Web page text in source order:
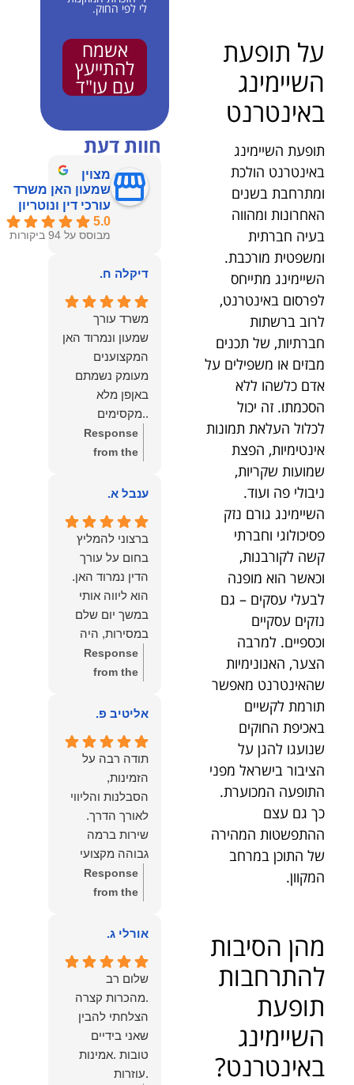
על תופעת
השיימינג
באינטרנט
תופעת השיימינג
באינטרנט הולכת
ומתרחבת בשנים
האחרונות ומהווה
בעיה חברתית
ומשפטית מורכבת.
השיימינג מתייחס
לפרסום באינטרנט,
לרוב ברשתות
חברתיות, של תכנים
מבזים או משפילים על
אדם כלשהו ללא
הסכמתו. זה יכול
לכלול העלאת תמונות
אינטימיות, הפצת
שמועות שקריות,
ניבולי פה ועוד.
השיימינג גורם נזק
פסיכולוגי וחברתי
קשה לקורבנות,
וכאשר הוא מופנה
לבעלי עסקים – גם
נזקים עסקיים
וכספיים. למרבה
הצער, האנונימיות
שהאינטרנט מאפשר
תורמת לקשיים
באכיפת החוקים
שנועגו להגן על
הציבור בישראל מפני
התופעה המכוערת.
כך גם עצם
ההתפשטות המהירה
של התוכן במרחב
המקוון.
מהן הסיבות
להתרחבות
תופעת
השיימינג
באינטרנט?
לי לפי החוק.
אשמח
להתייעץ
עם עו"ד
חוות דעת
מצוין
שמעון האן משרד
עורכי דין ונוטריון
5.0
מבוסס על 94 ביקורות
דיקלה ח.
משרד עורך
שמעון ונמרוד האן
המקצוענים
מעומק נשמתם
באןפן מלא
..מקסימים
ונעימים אוזן
קשבת, ונונתנים
מלא ואמיתי..שפו
עליכם..אני
שמחה שאתם
איתי ותזכו לטוב
כפי
שאתם....תבורכו
ברכה והצלחה
וחיבוק ממני🙂😘
💓
Response
from the
רבה על המילים
והמרגשות.
שמחנו מאוד
לקרוא את
דברייך. אנו
מעריכים את
האמון שנתת בנו
ונמשיך לעמוד
לצידך וללוות
אותך במסירות.
הלב הרבה
הצלחה, ברכה
ובשורות טובות.
שמעון האן
משרד עורכי דין
ונוטריון
ענבל א.
ברצוני להמליץ
בחום על עורך
הדין נמרוד האן.
הוא ליווה אותי
במשך יום שלם
במסירות, היה
זמין לכל שאלה,
הכווין אותי בכל
תחושת ביטחון
התהליך.
המקצועיות,
הסבלנות,
היסודיות
והאכפתיות שלו
בלטו מהרגע
הראשון. הרגשתי
שיש לי על מי
לסמוך, ואני
הלב לכל מי
שמחפש עורך דין
מקצועי, אמין
ומסור.
Response
from the
הוא שלנו, נעמוד
ולשירותך בכל
עת גם בהמשך.
שמעון האן
משרד עורכי דין
ונוטריון
אליטיב פ.
תודה רבה על
הזמינות,
הסבלנות והליווי
שירות ברמה
גבוהה מקצועי
ואמין.
Response
from the
הוא שלנו.
אורלי ג.
שלום רב
.מהכרות קצרה
הצלחתי להבין
שאני בידיים
טובות .אמינות
.עוזרות